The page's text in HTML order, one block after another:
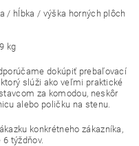
/ hĺbka / výška horných plôch
kg
dokúpiť prebaľovací
slúži ako veľmi praktické
za komodou, neskôr
alebo poličku na stenu.
konkrétneho zákazníka,
týždňov.